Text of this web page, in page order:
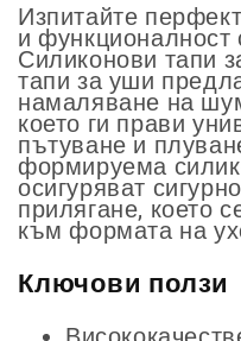
Изпитайте
и функционалност
Силиконови тапи
тапи за уши
намаляване на
което ги прави
пътуване и
формируема
осигуряват
прилягане, което
към формата на
Ключови ползи